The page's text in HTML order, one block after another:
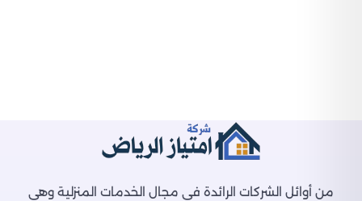
من أوائل الشركات الرائدة في مجال الخدمات المنزلية وهي